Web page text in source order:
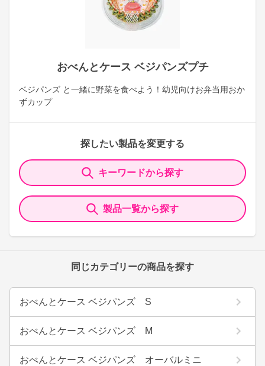
おべんとケース ベジパンズプチ
ベジパンズ と一緒に野菜を食べよう！幼児向けお弁当用おか
ずカップ
探したい製品を変更する
キーワードから探す
製品一覧から探す
同じカテゴリーの商品を探す
おべんとケース ベジパンズ S
おべんとケース ベジパンズ M
おべんとケース ベジパンズ オーバルミニ